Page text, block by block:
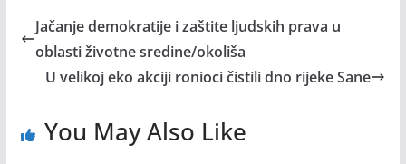
Jačanje demokratije i zaštite ljudskih prava u
oblasti životne sredine/okoliša
U velikoj eko akciji ronioci čistili dno rijeke Sane
You May Also Like